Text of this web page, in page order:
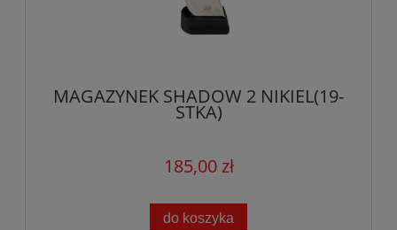
MAGAZYNEK SHADOW 2 NIKIEL(19-
STKA)
185,00 zł
do koszyka